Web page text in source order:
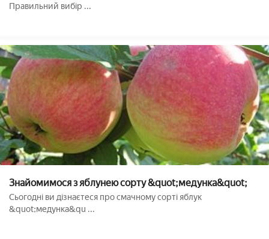
Правильний вибір ...
Знайомимося з яблунею сорту &quot;медунка&quot;
Сьогодні ви дізнаєтеся про смачному сорті яблук
&quot;медунка&qu ...